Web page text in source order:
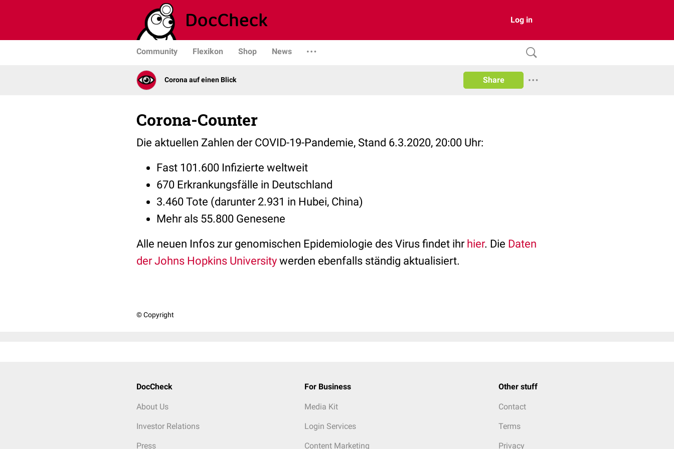
Log in
Community Flexikon Shop News
Corona auf einen Blick Share
Corona-Counter
Die aktuellen Zahlen der COVID-19-Pandemie, Stand 6.3.2020, 20:00 Uhr:
Fast 101.600 Infizierte weltweit
670 Erkrankungsfälle in Deutschland
3.460 Tote (darunter 2.931 in Hubei, China)
Mehr als 55.800 Genesene
Alle neuen Infos zur genomischen Epidemiologie des Virus findet ihr hier. Die Daten
der Johns Hopkins University werden ebenfalls ständig aktualisiert.
© Copyright
DocCheck
About Us
Investor Relations
Press
For Business
Media Kit
Login Services
Content Marketing
Other stuff
Contact
Terms
Privacy